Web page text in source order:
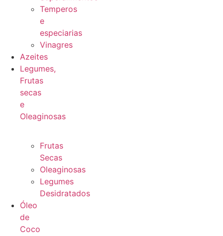
Temperos
e
especiarias
Vinagres
Azeites
Legumes,
Frutas
secas
e
Oleaginosas
Frutas
Secas
Oleaginosas
Legumes
Desidratados
Óleo
de
Coco